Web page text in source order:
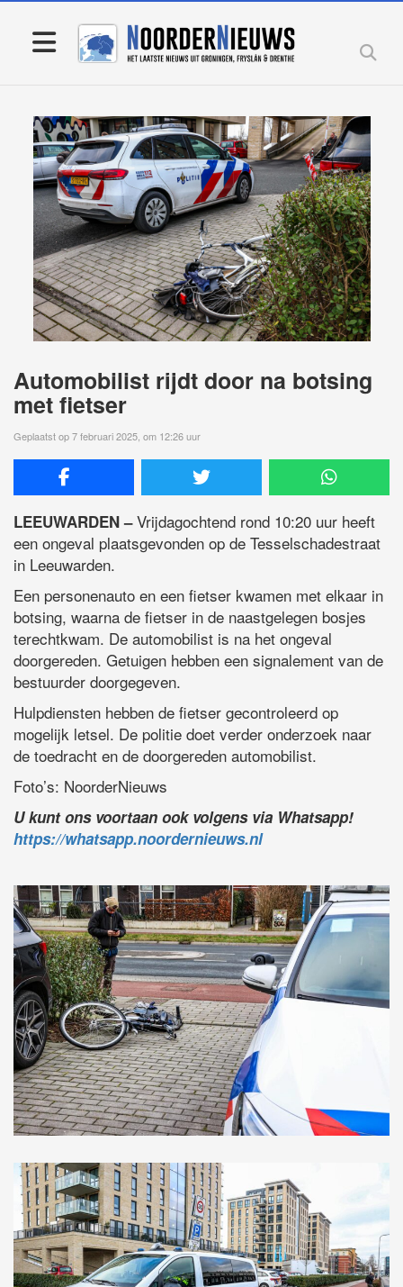
Automobilist rijdt door na botsing
met fietser
Geplaatst op 7 februari 2025, om 12:26 uur
LEEUWARDEN –Vrijdagochtend rond 10:20 uur heeft
een ongeval plaatsgevonden op de Tesselschadestraat
in Leeuwarden.
Een personenauto en een fietser kwamen met elkaar in
botsing, waarna de fietser in de naastgelegen bosjes
terechtkwam. De automobilist is na het ongeval
doorgereden. Getuigen hebben een signalement van de
bestuurder doorgegeven.
Hulpdiensten hebben de fietser gecontroleerd op
mogelijk letsel. De politie doet verder onderzoek naar
de toedracht en de doorgereden automobilist.
Foto’s: NoorderNieuws
U kunt ons voortaan ook volgens via Whatsapp!
https://whatsapp.noordernieuws.nl